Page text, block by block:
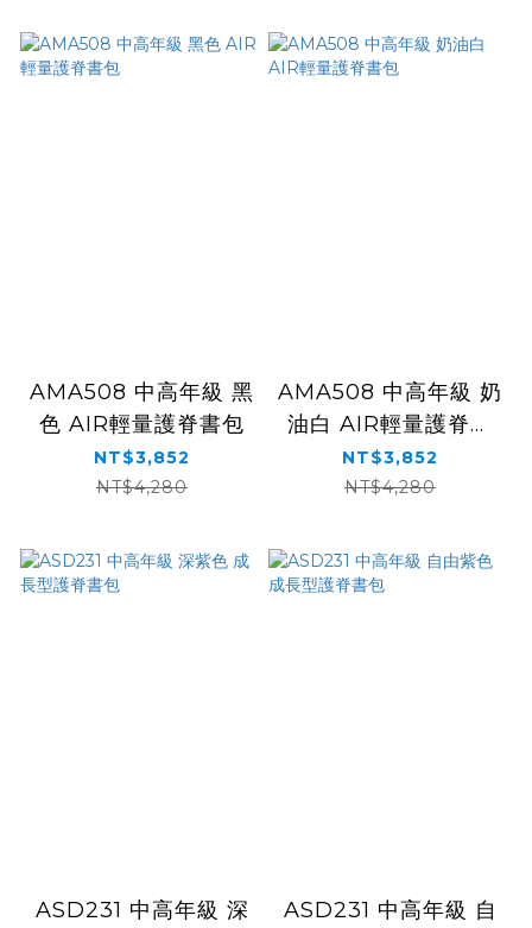
AMA508 中高年級 黑
色 AIR輕量護脊書包
NT$3,852
NT$4,280
AMA508 中高年級 奶
油白 AIR輕量護脊書
包
NT$3,852
NT$4,280
ASD231 中高年級 深 ASD231 中高年級 自